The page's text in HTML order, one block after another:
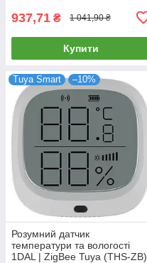
937,71 ₴ 1 041,90 ₴
Купити
Tuya Smart –10%
Розумний датчик
температури та вологості
1DAL | ZigBee Tuya (THS-ZB)